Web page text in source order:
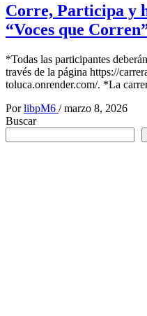
Corre, Participa y
“Voces que
*Todas las participantes
través de la página https://
toluca.onrender.com/. *La
Por libpM6 / marzo 8, 2026
Buscar